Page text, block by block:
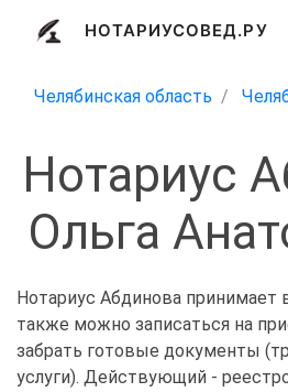
НОТАРИУСОВЕД.РУ
Челябинская область
Нотариус
Ольга
Нотариус Абдинова принимает
также можно записаться на
забрать готовые документы
услуги). Действующий -